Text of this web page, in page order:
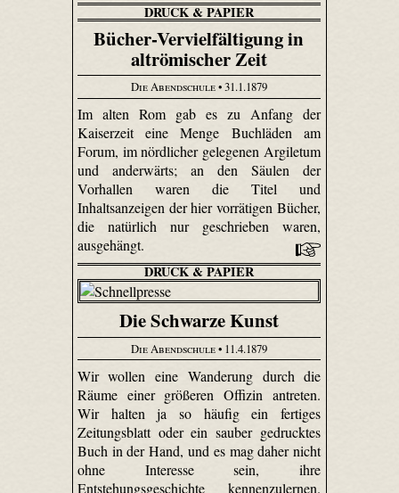
DRUCK & PAPIER
Bücher-Vervielfältigung in
altrömischer Zeit
Die Abendschule• 31.1.1879
Im alten Rom gab es zu Anfang der
Kaiserzeit eine Menge Buchläden am
Forum, im nördlicher gelegenen Argiletum
und anderwärts; an den Säulen der
Vorhallen waren die Titel und
Inhaltsanzeigen der hier vorrätigen Bücher,
die natürlich nur geschrieben waren,
ausgehängt.
DRUCK & PAPIER
Die Schwarze Kunst
Die Abendschule• 11.4.1879
Wir wollen eine Wanderung durch die
Räume einer größeren Offizin antreten.
Wir halten ja so häufig ein fertiges
Zeitungsblatt oder ein sauber gedrucktes
Buch in der Hand, und es mag daher nicht
ohne Interesse sein, ihre
Entstehungsgeschichte kennenzulernen.